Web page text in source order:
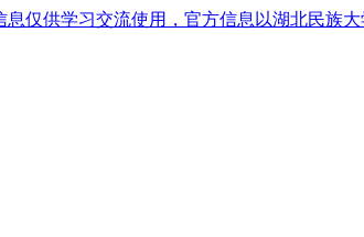
仅供学习交流使用，官方信息以湖北民族大